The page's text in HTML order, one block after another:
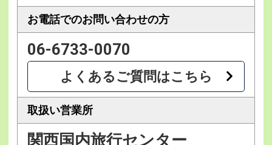
お電話でのお問い合わせの方
06-6733-0070
よくあるご質問はこちら
取扱い営業所
関西国内旅行センター